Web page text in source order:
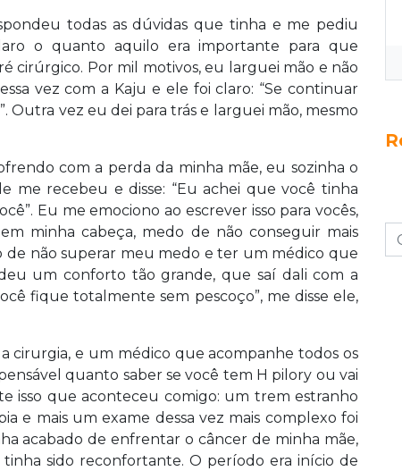
todas as dúvidas que tinha e me pediu
o quanto aquilo era importante para que
cirúrgico. Por mil motivos, eu larguei mão e não
vez com a Kaju e ele foi claro: “Se continuar
Outra vez eu dei para trás e larguei mão, mesmo
com a perda da minha mãe, eu sozinha o
me recebeu e disse: “Eu achei que você tinha
Eu me emociono ao escrever isso para vocês,
minha cabeça, medo de não conseguir mais
de não superar meu medo e ter um médico que
um conforto tão grande, que saí dali com a
fique totalmente sem pescoço”, me disse ele,
cirurgia, e um médico que acompanhe todos os
quanto saber se você tem H pilory ou vai
isso que aconteceu comigo: um trem estranho
e mais um exame dessa vez mais complexo foi
acabado de enfrentar o câncer de minha mãe,
sido reconfortante. O período era início de